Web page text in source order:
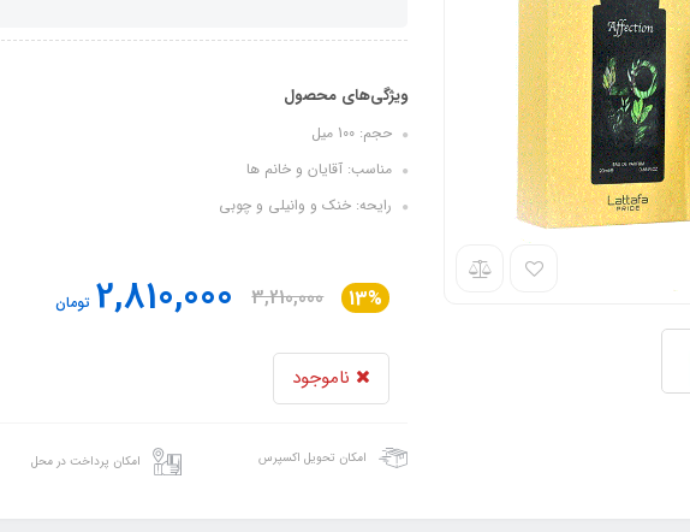
ویژگی‌های محصول
حجم: 100 میل
مناسب: آقایان و خانم ها
رایحه: خنک و وانیلی و چوبی
13%
3,210,000
2,810,000 تومان
ناموجود
امکان تحویل اکسپرس امکان پرداخت در محل